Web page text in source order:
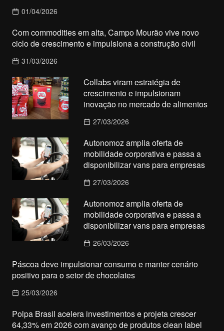
01/04/2026
Com commodities em alta, Campo Mourão vive novo
ciclo de crescimento e impulsiona a construção civil
31/03/2026
Collabs viram estratégia de
crescimento e impulsionam
inovação no mercado de alimentos
27/03/2026
Autonomoz amplia oferta de
mobilidade corporativa e passa a
disponibilizar vans para empresas
27/03/2026
Autonomoz amplia oferta de
mobilidade corporativa e passa a
disponibilizar vans para empresas
26/03/2026
Páscoa deve impulsionar consumo e manter cenário
positivo para o setor de chocolates
25/03/2026
Polpa Brasil acelera investimentos e projeta crescer
64,33% em 2026 com avanço de produtos clean label